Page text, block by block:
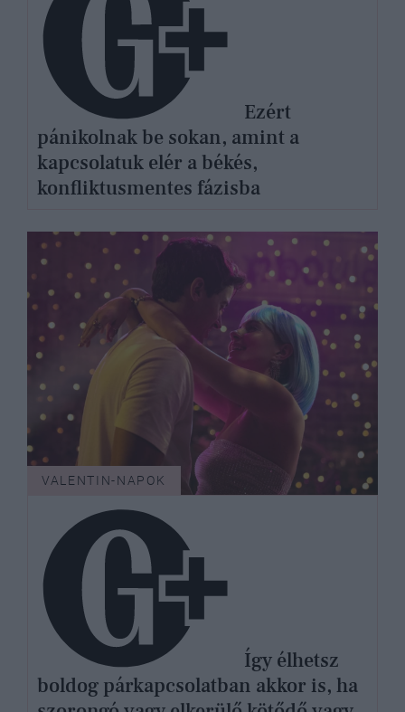
pánikolnak be sokan, amint a
kapcsolatuk elér a békés,
konfliktusmentes fázisba
VALENTIN-NAPOK
boldog párkapcsolatban akkor is, ha